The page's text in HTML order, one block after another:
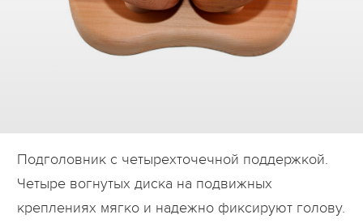
Подголовник с четырехточечной поддержкой.
Четыре вогнутых диска на подвижных
креплениях мягко и надежно фиксируют голову.